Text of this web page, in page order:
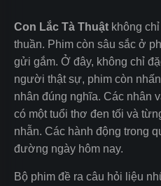
Con Lắc Tà Thuật không
thuần. Phim còn sâu sắc ở
gửi gắm. Ở đây, không chỉ
người thật sự, phim còn
nhân đúng nghĩa. Các nhân
có một tuổi thơ đen tối và
nhẫn. Các hành động trong
đường ngày hôm nay.
Bộ phim đề ra câu hỏi liệu